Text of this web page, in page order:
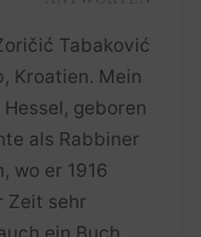
Tabaković
Kroatien. Mein
geboren
als Rabbiner
wo er 1916
Zeit sehr